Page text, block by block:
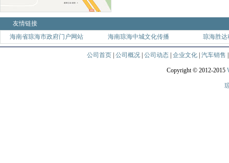
友情链接
海南省琼海市政府门户网站
海南琼海中城文化传播 琼海胜达
公司首页| 公司概况| 公司动态| 企业文化| 汽车销售
Copyright © 2012-2015